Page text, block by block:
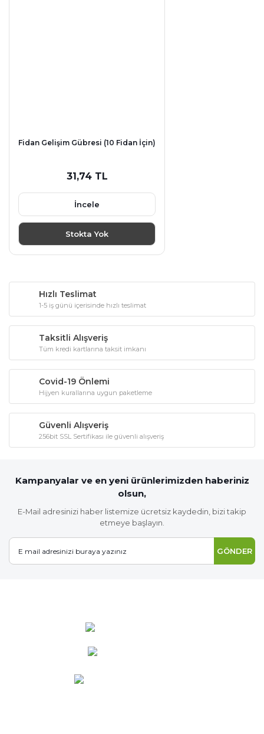
Fidan Gelişim Gübresi (10 Fidan İçin)
31,74 TL
İncele
Stokta Yok
Hızlı Teslimat
1-5 iş günü içerisinde hızlı teslimat
Taksitli Alışveriş
Tüm kredi kartlarına taksit imkanı
Covid-19 Önlemi
Hijyen kurallarına uygun paketleme
Güvenli Alışveriş
256bit SSL Sertifikası ile güvenli alışveriş
Kampanyalar ve en yeni ürünlerimizden haberiniz
olsun,
E-Mail adresinizi haber listemize ücretsiz kaydedin, bizi takip
etmeye başlayın.
GÖNDER